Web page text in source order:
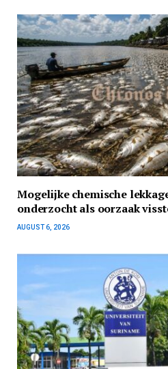
Mogelijke chemische
onderzocht als oorzaak
AUGUST 6, 2026